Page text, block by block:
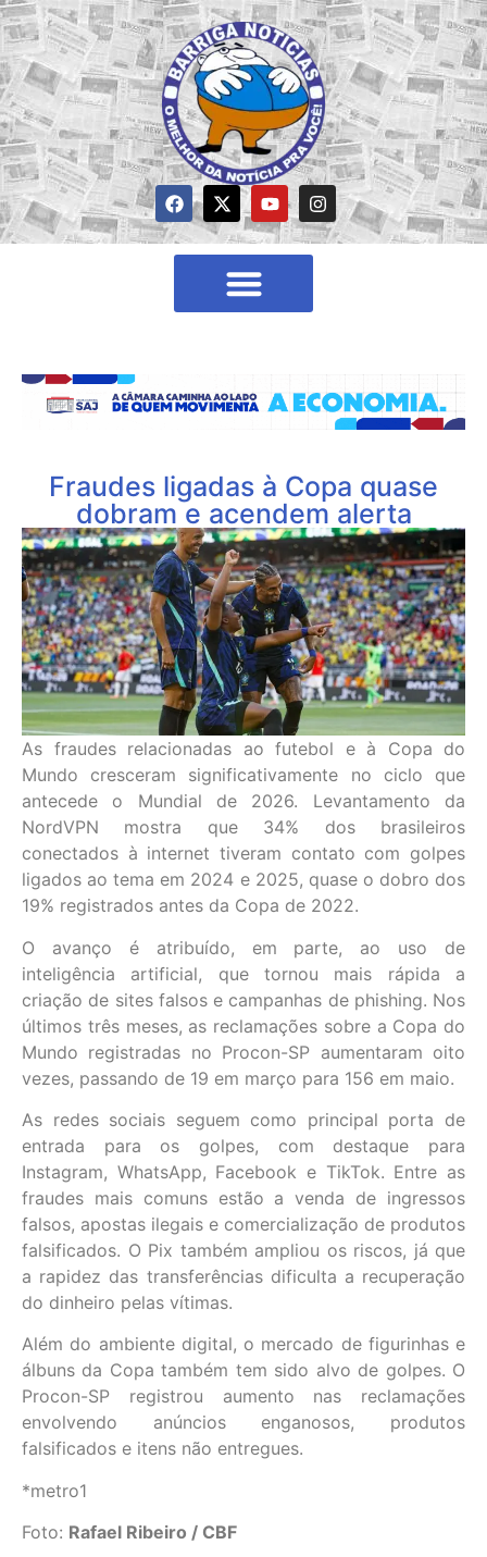
Fraudes ligadas à Copa quase
dobram e acendem alerta
As fraudes relacionadas ao futebol e à Copa do
Mundo cresceram significativamente no ciclo que
antecede o Mundial de 2026. Levantamento da
NordVPN mostra que 34% dos brasileiros
conectados à internet tiveram contato com golpes
ligados ao tema em 2024 e 2025, quase o dobro dos
19% registrados antes da Copa de 2022.
O avanço é atribuído, em parte, ao uso de
inteligência artificial, que tornou mais rápida a
criação de sites falsos e campanhas de phishing. Nos
últimos três meses, as reclamações sobre a Copa do
Mundo registradas no Procon-SP aumentaram oito
vezes, passando de 19 em março para 156 em maio.
As redes sociais seguem como principal porta de
entrada para os golpes, com destaque para
Instagram, WhatsApp, Facebook e TikTok. Entre as
fraudes mais comuns estão a venda de ingressos
falsos, apostas ilegais e comercialização de produtos
falsificados. O Pix também ampliou os riscos, já que
a rapidez das transferências dificulta a recuperação
do dinheiro pelas vítimas.
Além do ambiente digital, o mercado de figurinhas e
álbuns da Copa também tem sido alvo de golpes. O
Procon-SP registrou aumento nas reclamações
envolvendo anúncios enganosos, produtos
falsificados e itens não entregues.
*metro1
Foto: Rafael Ribeiro / CBF